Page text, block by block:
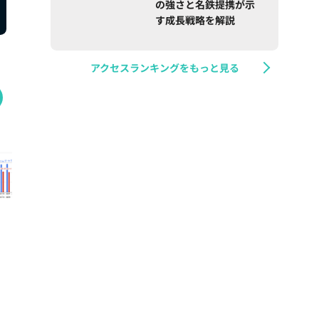
の強さと名鉄提携が示
す成長戦略を解説
アクセスランキングをもっと見る